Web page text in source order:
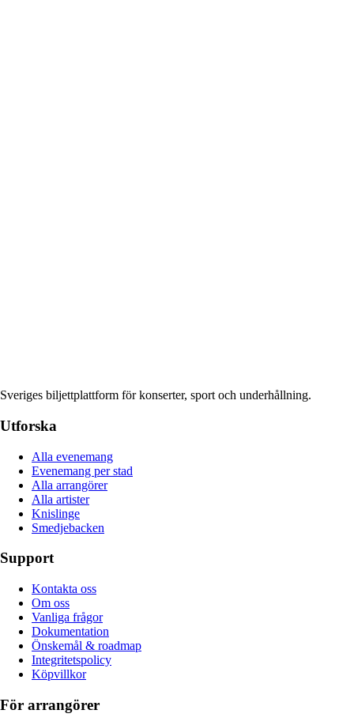
Sveriges biljettplattform för konserter, sport och underhållning.
Utforska
Alla evenemang
Evenemang per stad
Alla arrangörer
Alla artister
Knislinge
Smedjebacken
Support
Kontakta oss
Om oss
Vanliga frågor
Dokumentation
Önskemål & roadmap
Integritetspolicy
Köpvillkor
För arrangörer